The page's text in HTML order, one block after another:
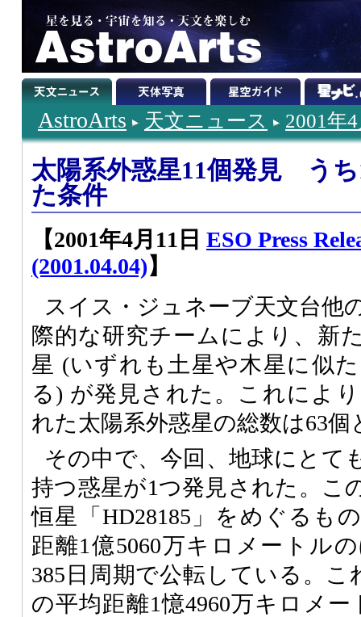
AstroArts 天文ニュース 2001年
太陽系外惑星11個発見 う
た条件
【2001年4月11日 ESO Press
(2001.04.04)】
スイス・ジュネーブ天文台他
際的な研究チームにより、新
星 (いずれも土星や木星に似
る) が発見された。これによ
れた太陽系外惑星の総数は63個
その中で、今回、地球にとて
持つ惑星が1つ発見された。こ
恒星「HD28185」をめぐるも
距離1億5060万キロメートル
385日周期で公転している。
の平均距離1憶4960万キロメ